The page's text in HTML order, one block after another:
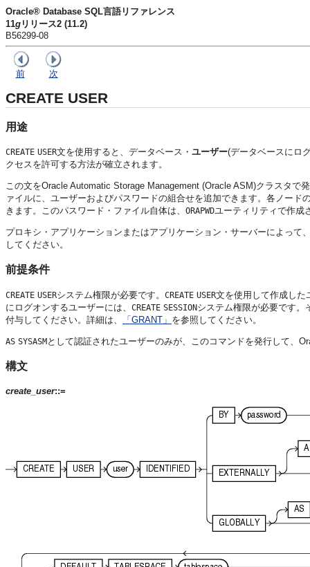
Oracle® Database SQL言語リファレンス
11g リリース2 (11.2)
B56299-08
前 次
CREATE USER
用途
CREATE USER文を使用すると、データベース・ ユーザー(データベースにロ
クセスを許可する方法が確立されます。
この文をOracle Automatic Storage Management (Oracle ASM)クラスタ
ァイルに、ユーザーおよびパスワードの組合せを追加できます。各ノー
きます。このパスワード・ファイル自体は、 ORAPWDユーティリティで作成
プロキシ・アプリケーションまたはアプリケーション・サーバーによっ
してください。
前提条件
CREATE USERシステム権限が必要です。 CREATE USER文を使用して作成した
にログオンするユーザーには、 CREATE SESSIONシステム権限が必要です。
付与してください。詳細は、
「GRANT」 を参照してください。
AS SYSASMとして認証されたユーザーのみが、このコマンドを発行して、
構文
create_user::=